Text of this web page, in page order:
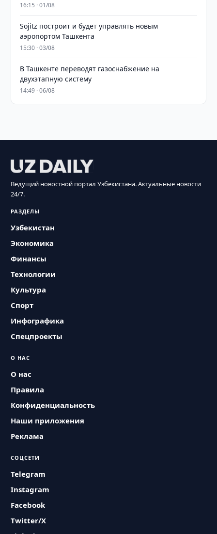
16:15 · 01/08
Sojitz построит и будет управлять новым
аэропортом Ташкента
15:30 · 03/08
В Ташкенте переводят газоснабжение на
двухэтапную систему
14:49 · 06/08
Ведущий новостной портал Узбекистана. Актуальные новости
24/7.
РАЗДЕЛЫ
Узбекистан
Экономика
Финансы
Технологии
Культура
Спорт
Инфографика
Спецпроекты
О НАС
О нас
Правила
Конфиденциальность
Наши приложения
Реклама
СОЦСЕТИ
Telegram
Instagram
Facebook
Twitter/X